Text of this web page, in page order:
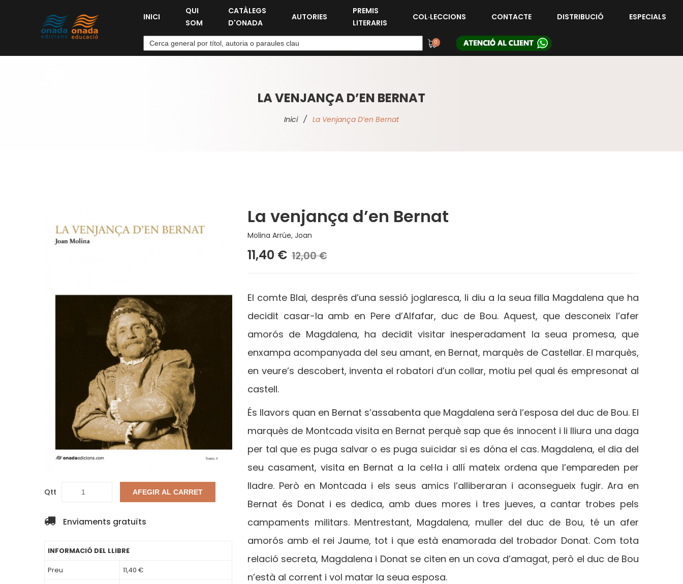
INICI
QUI
SOM
CATÀLEGS
D'ONADA
AUTORIES
PREMIS
LITERARIS
COL·LECCIONS CONTACTE DISTRIBUCIÓ ESPECIALS
0
LA VENJANÇA D’EN BERNAT
Inici / La Venjança D’en Bernat
Qtt AFEGIR AL CARRET
Enviaments gratuïts
INFORMACIÓ DEL LLIBRE
Preu 11,40 €
La venjança d’en Bernat
Molina Arrúe, Joan
11,40 € 12,00 €
El comte Blai, després d’una sessió joglaresca, li diu a la seua filla Magdalena que ha
decidit casar-la amb en Pere d’Alfafar, duc de Bou. Aquest, que desconeix l’afer
amorós de Magdalena, ha decidit visitar inesperadament la seua promesa, que
enxampa acompanyada del seu amant, en Bernat, marquès de Castellar. El marquès,
en veure’s descobert, inventa el robatori d’un collar, motiu pel qual és empresonat al
castell.
És llavors quan en Bernat s’assabenta que Magdalena serà l’esposa del duc de Bou. El
marquès de Montcada visita en Bernat perquè sap que és innocent i li lliura una daga
per tal que es puga salvar o es puga suïcidar si es dóna el cas. Magdalena, el dia del
seu casament, visita en Bernat a la cel·la i allí mateix ordena que l’empareden per
lladre. Però en Montcada i els seus amics l’alliberaran i aconsegueix fugir. Ara en
Bernat és Donat i es dedica, amb dues mores i tres jueves, a cantar trobes pels
campaments militars. Mentrestant, Magdalena, muller del duc de Bou, té un afer
amorós amb el rei Jaume, tot i que està enamorada del trobador Donat. Com tota
relació secreta, Magdalena i Donat se citen en un cova d’amagat, però el duc de Bou
n’està al corrent i vol matar la seua esposa.